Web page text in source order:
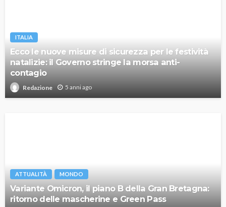
ITALIA
Ecco le nuove misure di sicurezza per le festività
natalizie: il Governo stringe la morsa anti-
contagio
Redazione 5 anni ago
ATTUALITÀ MONDO
Variante Omicron, il piano B della Gran Bretagna:
ritorno delle mascherine e Green Pass